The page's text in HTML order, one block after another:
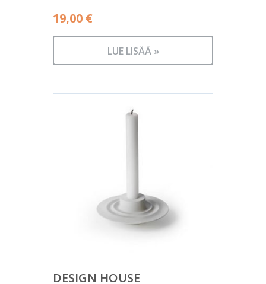
19,00 €
LUE LISÄÄ »
DESIGN HOUSE